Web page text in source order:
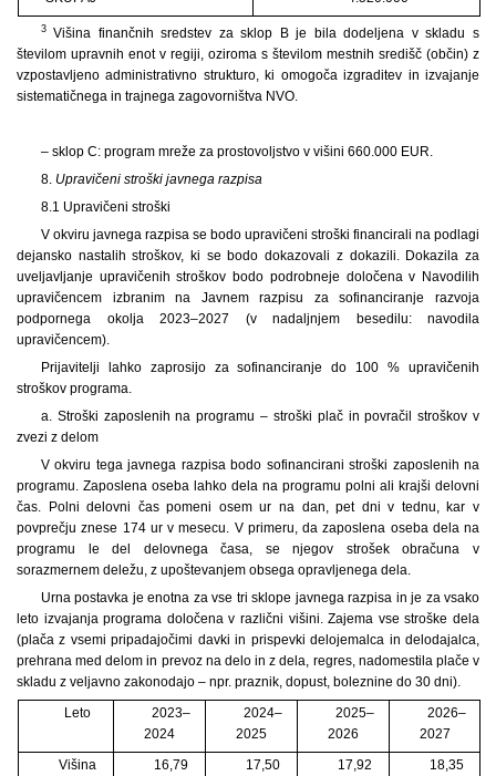
3Višina finančnih sredstev za sklop B je bila dodeljena v skladu s
številom upravnih enot v regiji, oziroma s številom mestnih središč (občin) z
vzpostavljeno administrativno strukturo, ki omogoča izgraditev in izvajanje
sistematičnega in trajnega zagovorništva NVO.
– sklop C: program mreže za prostovoljstvo v višini 660.000 EUR.
8. Upravičeni stroški javnega razpisa
8.1 Upravičeni stroški
V okviru javnega razpisa se bodo upravičeni stroški financirali na podlagi
dejansko nastalih stroškov, ki se bodo dokazovali z dokazili. Dokazila za
uveljavljanje upravičenih stroškov bodo podrobneje določena v Navodilih
upravičencem izbranim na Javnem razpisu za sofinanciranje razvoja
podpornega okolja 2023–2027 (v nadaljnjem besedilu: navodila
upravičencem).
Prijavitelji lahko zaprosijo za sofinanciranje do 100 % upravičenih
stroškov programa.
a. Stroški zaposlenih na programu – stroški plač in povračil stroškov v
zvezi z delom
V okviru tega javnega razpisa bodo sofinancirani stroški zaposlenih na
programu. Zaposlena oseba lahko dela na programu polni ali krajši delovni
čas. Polni delovni čas pomeni osem ur na dan, pet dni v tednu, kar v
povprečju znese 174 ur v mesecu. V primeru, da zaposlena oseba dela na
programu le del delovnega časa, se njegov strošek obračuna v
sorazmernem deležu, z upoštevanjem obsega opravljenega dela.
Urna postavka je enotna za vse tri sklope javnega razpisa in je za vsako
leto izvajanja programa določena v različni višini. Zajema vse stroške dela
(plača z vsemi pripadajočimi davki in prispevki delojemalca in delodajalca,
prehrana med delom in prevoz na delo in z dela, regres, nadomestila plače v
skladu z veljavno zakonodajo – npr. praznik, dopust, boleznine do 30 dni).
Leto
2023–
2024
2024–
2025
2025–
2026
2026–
2027
Višina
16,79
17,50
17,92
18,35